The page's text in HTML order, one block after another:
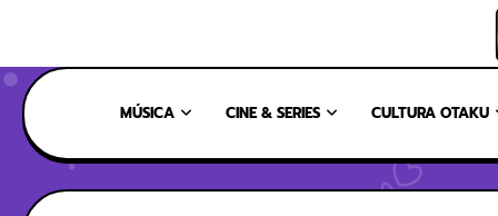
MÚSICA CINE & SERIES CULTURA OTAKU